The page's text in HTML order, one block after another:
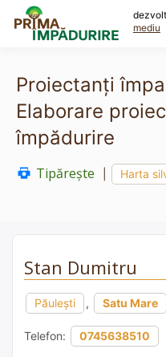
content
mediu
Proiectanți
Elaborare
împădurire
Tipărește Harta
Stan Dumitru
Păulești , Satu Mare
Telefon: 0745638510